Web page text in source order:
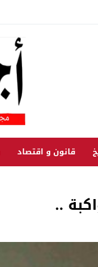
قانون و اقتصاد
..